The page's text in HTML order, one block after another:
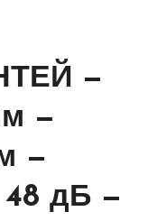
—
—
—
48 дБ —